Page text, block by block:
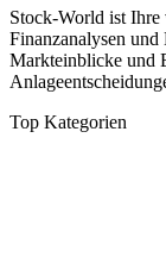
Stock-World ist
Finanzanalysen
Markteinblicke und
Top Kategorien